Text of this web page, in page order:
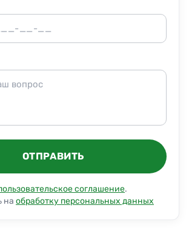
ОТПРАВИТЬ
соглашение.
на обработку персональных данных